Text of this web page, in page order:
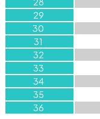
29
30
31
32
33
34
35
36